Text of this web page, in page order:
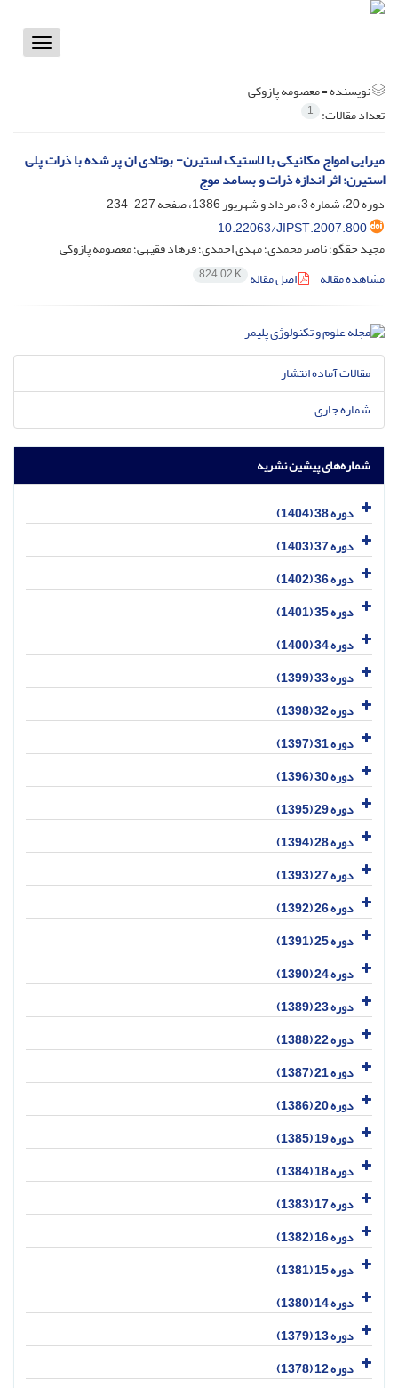
Toggle
نویسنده =معصومه پازوکی
تعداد مقالات: 1
میرایی امواج مکانیکی با لاستیک استیرن- بوتادی ان پر شده با ذرات پلی
استیرن: اثر اندازه ذرات و بسامد موج
دوره 20، شماره 3، مرداد و شهریور 1386، صفحه
227-234
10.22063/JIPST.2007.800
مجید حقگو؛ ناصر محمدی؛ مهدی احمدی؛ فرهاد فقیهی؛ معصومه پازوکی
مشاهده مقاله
اصل مقاله 824.02 K
مقالات آماده انتشار
شماره جاری
شماره‌های پیشین نشریه
دوره 38 (1404)
دوره 37 (1403)
دوره 36 (1402)
دوره 35 (1401)
دوره 34 (1400)
دوره 33 (1399)
دوره 32 (1398)
دوره 31 (1397)
دوره 30 (1396)
دوره 29 (1395)
دوره 28 (1394)
دوره 27 (1393)
دوره 26 (1392)
دوره 25 (1391)
دوره 24 (1390)
دوره 23 (1389)
دوره 22 (1388)
دوره 21 (1387)
دوره 20 (1386)
دوره 19 (1385)
دوره 18 (1384)
دوره 17 (1383)
دوره 16 (1382)
دوره 15 (1381)
دوره 14 (1380)
دوره 13 (1379)
دوره 12 (1378)